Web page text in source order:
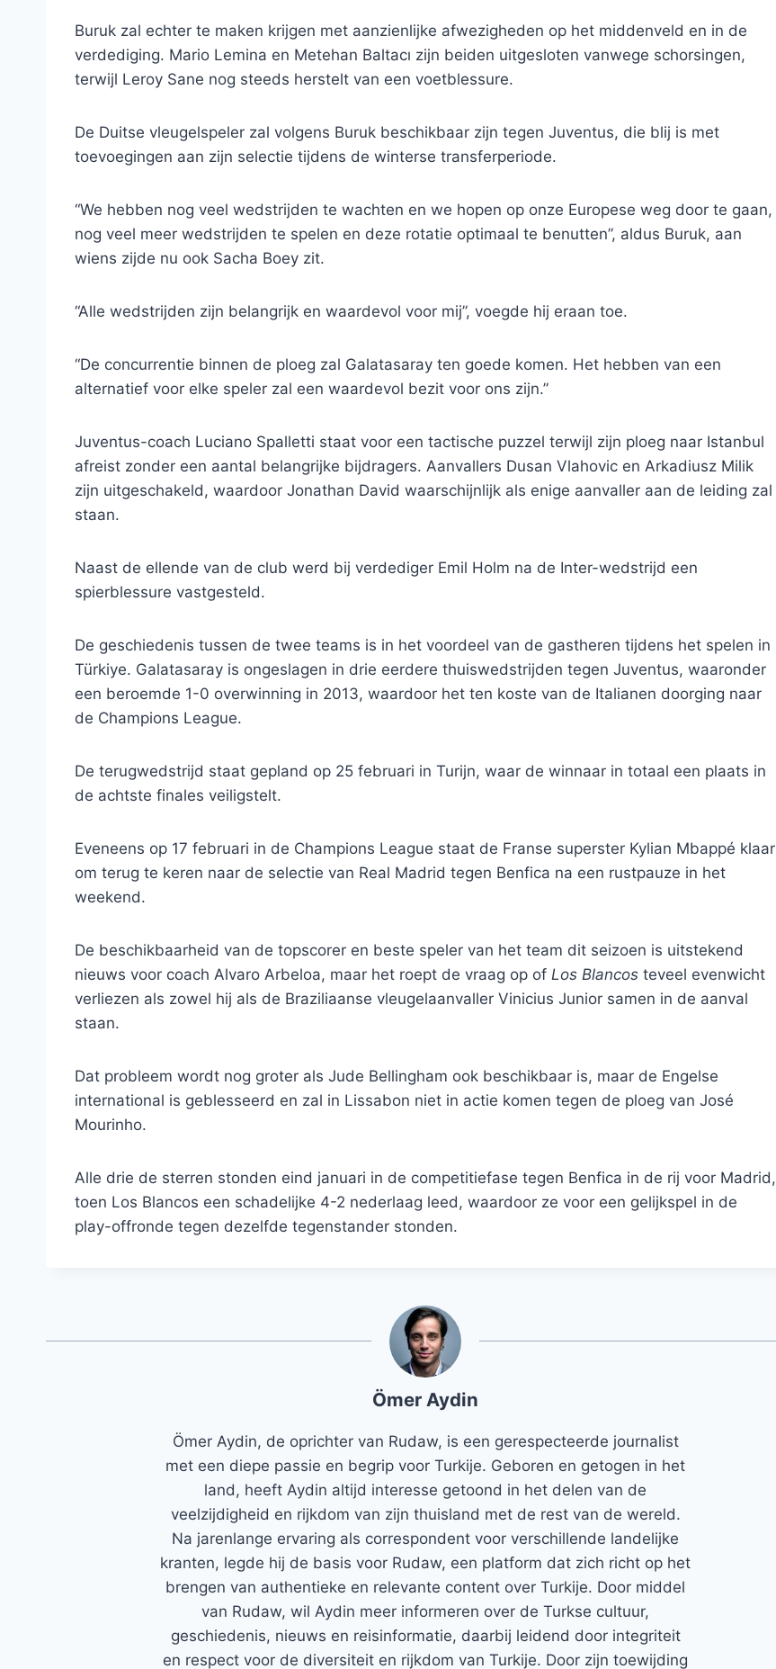
Buruk zal echter te maken krijgen met aanzienlijke afwezigheden op het middenveld en in de
verdediging. Mario Lemina en Metehan Baltacı zijn beiden uitgesloten vanwege schorsingen,
terwijl Leroy Sane nog steeds herstelt van een voetblessure.
De Duitse vleugelspeler zal volgens Buruk beschikbaar zijn tegen Juventus, die blij is met
toevoegingen aan zijn selectie tijdens de winterse transferperiode.
“We hebben nog veel wedstrijden te wachten en we hopen op onze Europese weg door te gaan,
nog veel meer wedstrijden te spelen en deze rotatie optimaal te benutten”, aldus Buruk, aan
wiens zijde nu ook Sacha Boey zit.
“Alle wedstrijden zijn belangrijk en waardevol voor mij”, voegde hij eraan toe.
“De concurrentie binnen de ploeg zal Galatasaray ten goede komen. Het hebben van een
alternatief voor elke speler zal een waardevol bezit voor ons zijn.”
Juventus-coach Luciano Spalletti staat voor een tactische puzzel terwijl zijn ploeg naar Istanbul
afreist zonder een aantal belangrijke bijdragers. Aanvallers Dusan Vlahovic en Arkadiusz Milik
zijn uitgeschakeld, waardoor Jonathan David waarschijnlijk als enige aanvaller aan de leiding zal
staan.
Naast de ellende van de club werd bij verdediger Emil Holm na de Inter-wedstrijd een
spierblessure vastgesteld.
De geschiedenis tussen de twee teams is in het voordeel van de gastheren tijdens het spelen in
Türkiye. Galatasaray is ongeslagen in drie eerdere thuiswedstrijden tegen Juventus, waaronder
een beroemde 1-0 overwinning in 2013, waardoor het ten koste van de Italianen doorging naar
de Champions League.
De terugwedstrijd staat gepland op 25 februari in Turijn, waar de winnaar in totaal een plaats in
de achtste finales veiligstelt.
Eveneens op 17 februari in de Champions League staat de Franse superster Kylian Mbappé klaar
om terug te keren naar de selectie van Real Madrid tegen Benfica na een rustpauze in het
weekend.
De beschikbaarheid van de topscorer en beste speler van het team dit seizoen is uitstekend
nieuws voor coach Alvaro Arbeloa, maar het roept de vraag op of Los Blancos teveel evenwicht
verliezen als zowel hij als de Braziliaanse vleugelaanvaller Vinicius Junior samen in de aanval
staan.
Dat probleem wordt nog groter als Jude Bellingham ook beschikbaar is, maar de Engelse
international is geblesseerd en zal in Lissabon niet in actie komen tegen de ploeg van José
Mourinho.
Alle drie de sterren stonden eind januari in de competitiefase tegen Benfica in de rij voor Madrid,
toen Los Blancos een schadelijke 4-2 nederlaag leed, waardoor ze voor een gelijkspel in de
play-offronde tegen dezelfde tegenstander stonden.
Ömer Aydin
Ömer Aydin, de oprichter van Rudaw, is een gerespecteerde journalist
met een diepe passie en begrip voor Turkije. Geboren en getogen in het
land, heeft Aydin altijd interesse getoond in het delen van de
veelzijdigheid en rijkdom van zijn thuisland met de rest van de wereld.
Na jarenlange ervaring als correspondent voor verschillende landelijke
kranten, legde hij de basis voor Rudaw, een platform dat zich richt op het
brengen van authentieke en relevante content over Turkije. Door middel
van Rudaw, wil Aydin meer informeren over de Turkse cultuur,
geschiedenis, nieuws en reisinformatie, daarbij leidend door integriteit
en respect voor de diversiteit en rijkdom van Turkije. Door zijn toewijding